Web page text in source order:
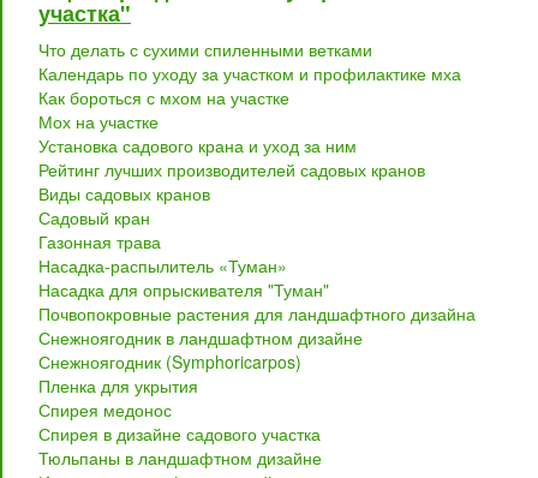
участка"
Что делать с сухими спиленными ветками
Календарь по уходу за участком и профилактике мха
Как бороться с мхом на участке
Мох на участке
Установка садового крана и уход за ним
Рейтинг лучших производителей садовых кранов
Виды садовых кранов
Садовый кран
Газонная трава
Насадка-распылитель «Туман»
Насадка для опрыскивателя "Туман"
Почвопокровные растения для ландшафтного дизайна
Снежноягодник в ландшафтном дизайне
Снежноягодник (Symphoricarpos)
Пленка для укрытия
Спирея медонос
Спирея в дизайне садового участка
Тюльпаны в ландшафтном дизайне